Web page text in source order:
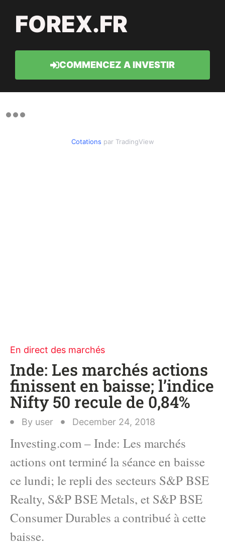
FOREX.FR
COMMENCEZ A INVESTIR
Cotations par TradingView
En direct des marchés
Inde: Les marchés actions
finissent en baisse; l’indice
Nifty 50 recule de 0,84%
By user December 24, 2018
Investing.com – Inde: Les marchés
actions ont terminé la séance en baisse
ce lundi; le repli des secteurs S&P BSE
Realty, S&P BSE Metals, et S&P BSE
Consumer Durables a contribué à cette
baisse.